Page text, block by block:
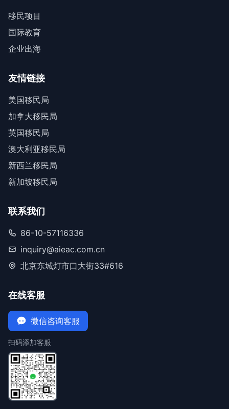
移民项目
国际教育
企业出海
友情链接
美国移民局
加拿大移民局
英国移民局
澳大利亚移民局
新西兰移民局
新加坡移民局
联系我们
86-10-57116336
inquiry@aieac.com.cn
北京东城灯市口大街33#616
在线客服
微信咨询客服
扫码添加客服